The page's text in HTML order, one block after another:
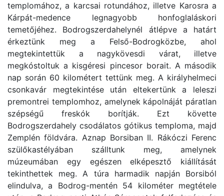
templomához, a karcsai rotundához, illetve Karosra a
Kárpát-medence legnagyobb honfoglaláskori
temetőjéhez. Bodrogszerdahelynél átlépve a határt
érkeztünk meg a Felső-Bodrogközbe, ahol
megtekintettük a nagykövesdi várat, illetve
megkóstoltuk a kisgéresi pincesor borait. A második
nap során 60 kilométert tettünk meg. A királyhelmeci
csonkavár megtekintése után eltekertünk a leleszi
premontrei templomhoz, amelynek kápolnáját páratlan
szépségű freskók borítják. Ezt követte
Bodrogszerdahely csodálatos gótikus temploma, majd
Zemplén földvára. Aznap Borsiban II. Rákóczi Ferenc
szülőkastélyában szálltunk meg, amelynek
múzeumában egy egészen elképesztő kiállítását
tekinthettek meg. A túra harmadik napján Borsiból
elindulva, a Bodrog-mentén 54 kilométer megtétele